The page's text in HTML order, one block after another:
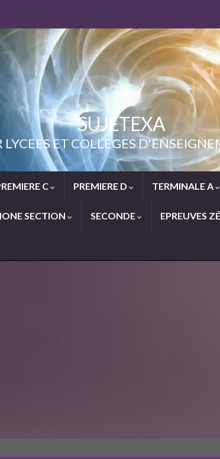
SUJETEXA
LYCEES ET COLLEGES
C PREMIERE D TERMINALE A
SECTION SECONDE EPREUVES